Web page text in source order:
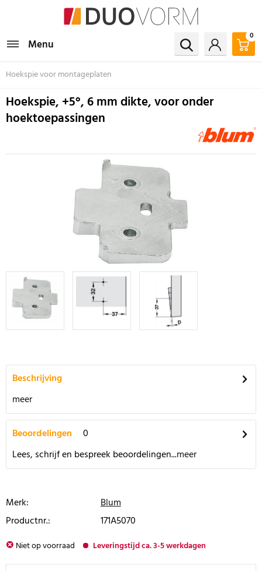
Menu
0
Hoekspie voor montageplaten
Hoekspie, +5°, 6 mm dikte, voor onder
hoektoepassingen
Beschrijving
meer
Beoordelingen
0
Lees, schrijf en bespreek beoordelingen...meer
Merk:
Blum
Productnr.:
171A5070
Niet op voorraad Leveringstijd ca. 3-5 werkdagen